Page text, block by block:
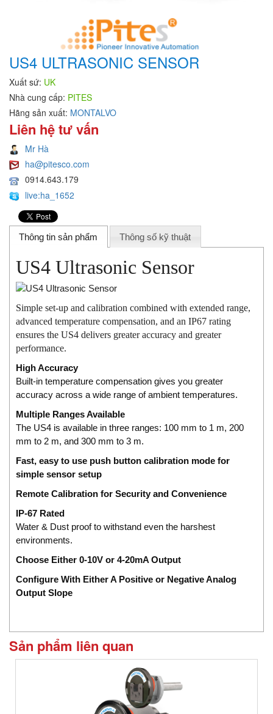
US4 ULTRASONIC SENSOR
Xuất sứ: UK
Nhà cung cấp: PITES
Hãng sản xuất: MONTALVO
Liên hệ tư vấn
Mr Hà
ha@pitesco.com
0914.643.179
live:ha_1652
Thông tin sản phẩm Thông số kỹ thuật
US4 Ultrasonic Sensor
Simple set-up and calibration combined with extended range,
advanced temperature compensation, and an IP67 rating
ensures the US4 delivers greater accuracy and greater
performance.
High Accuracy
Built-in temperature compensation gives you greater
accuracy across a wide range of ambient temperatures.
Multiple Ranges Available
The US4 is available in three ranges: 100 mm to 1 m, 200
mm to 2 m, and 300 mm to 3 m.
Fast, easy to use push button calibration mode for
simple sensor setup
Remote Calibration for Security and Convenience
IP-67 Rated
Water & Dust proof to withstand even the harshest
environments.
Choose Either 0-10V or 4-20mA Output
Configure With Either A Positive or Negative Analog
Output Slope
Sản phẩm liên quan